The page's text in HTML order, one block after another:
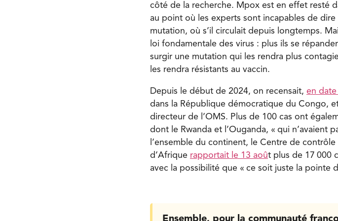
côté de la recherche. Mpox est en effet resté
au point où les experts sont incapables de
mutation, où s’il circulait depuis longtemps.
loi fondamentale des virus : plus ils se
surgir une mutation qui les rendra plus
les rendra résistants au vaccin.
Depuis le début de 2024, on recensait, en
dans la République démocratique du Congo,
directeur de l’OMS. Plus de 100 cas ont
dont le Rwanda et l’Ouganda, « qui n’avaient
l’ensemble du continent, le Centre de
d’Afrique rapportait le 13 août plus de 17 000
avec la possibilité que « ce soit juste la pointe
Ensemble, pour la communauté